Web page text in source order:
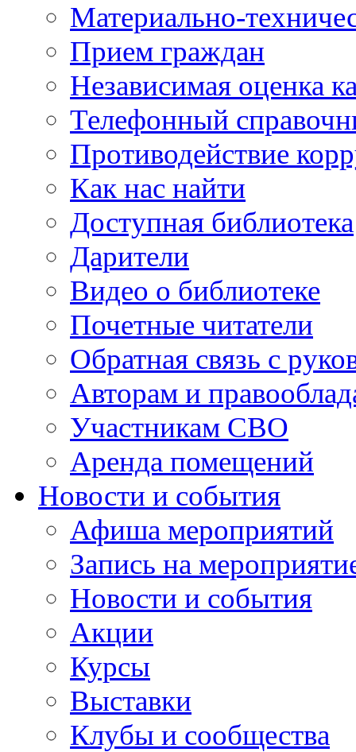
Материально-
Прием граждан
Независимая оценка
Телефонный
Противодействие
Как нас найти
Доступная библиотека
Дарители
Видео о библиотеке
Почетные читатели
Обратная связь с
Авторам и
Участникам СВО
Аренда помещений
Новости и события
Афиша мероприятий
Запись на
Новости и события
Акции
Курсы
Выставки
Клубы и сообщества